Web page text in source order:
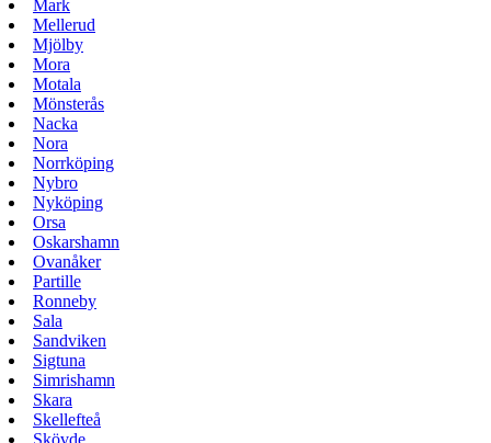
Mark
Mellerud
Mjölby
Mora
Motala
Mönsterås
Nacka
Nora
Norrköping
Nybro
Nyköping
Orsa
Oskarshamn
Ovanåker
Partille
Ronneby
Sala
Sandviken
Sigtuna
Simrishamn
Skara
Skellefteå
Skövde